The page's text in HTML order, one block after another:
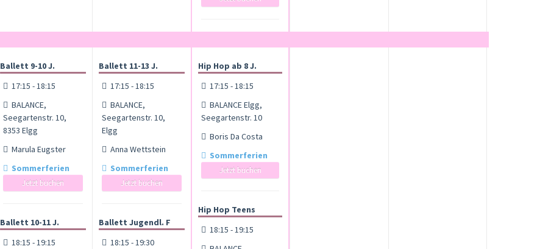
Ballett 9-10 J.
17:15 - 18:15
BALANCE,
Seegartenstr. 10,
8353 Elgg
Marula Eugster
Sommerferien
Jetzt buchen
Ballett 10-11 J.
18:15 - 19:15
Ballett 11-13 J.
17:15 - 18:15
BALANCE,
Seegartenstr. 10,
Elgg
Anna Wettstein
Sommerferien
Jetzt buchen
Ballett Jugendl. F
18:15 - 19:30
Hip Hop ab 8 J.
17:15 - 18:15
BALANCE Elgg,
Seegartenstr. 10
Boris Da Costa
Sommerferien
Jetzt buchen
Hip Hop Teens
18:15 - 19:15